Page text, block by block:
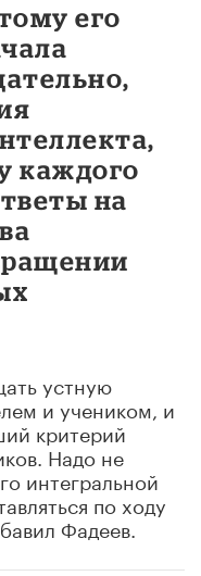
его
каждого
на
устную
и учеником, и
критерий
Надо не
интегральной
по ходу
Фадеев.